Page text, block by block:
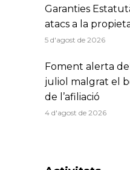
Garanties
atacs a la
5 d'agost de 2026
Foment alerta
juliol malgrat el
de l’afiliació
4 d'agost de 2026